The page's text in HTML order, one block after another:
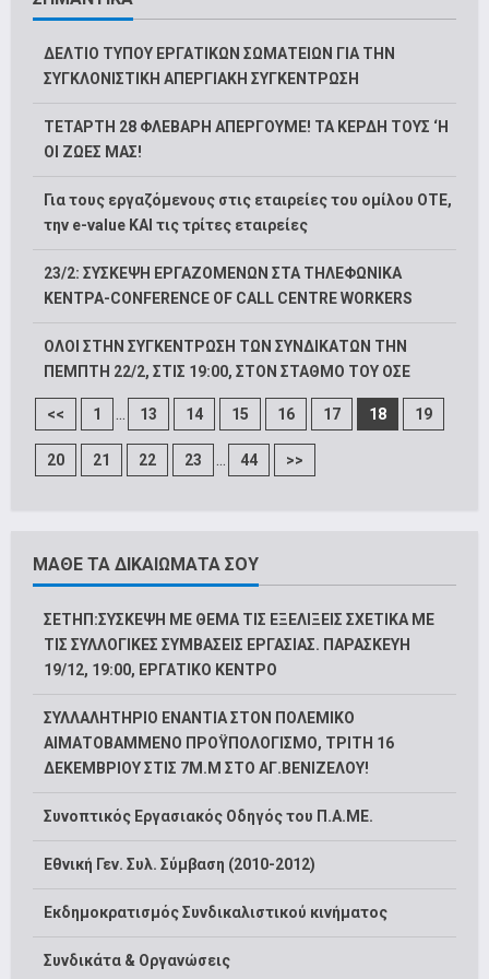
ΔΕΛΤΙΟ ΤΥΠΟΥ ΕΡΓΑΤΙΚΩΝ ΣΩΜΑΤΕΙΩΝ ΓΙΑ ΤΗΝ
ΣΥΓΚΛΟΝΙΣΤΙΚΗ ΑΠΕΡΓΙΑΚΗ ΣΥΓΚΕΝΤΡΩΣΗ
ΤΕΤΑΡΤΗ 28 ΦΛΕΒΑΡΗ ΑΠΕΡΓΟΥΜΕ! ΤΑ ΚΕΡΔΗ ΤΟΥΣ ‘Η
ΟΙ ΖΩΕΣ ΜΑΣ!
Για τους εργαζόμενους στις εταιρείες του ομίλου ΟΤΕ,
την e-value ΚΑΙ τις τρίτες εταιρείες
23/2: ΣΥΣΚΕΨΗ ΕΡΓΑΖΟΜΕΝΩΝ ΣΤΑ ΤΗΛΕΦΩΝΙΚΑ
ΚΕΝΤΡΑ-CONFERENCE OF CALL CENTRE WORKERS
ΟΛΟΙ ΣΤΗΝ ΣΥΓΚΕΝΤΡΩΣΗ ΤΩΝ ΣΥΝΔΙΚΑΤΩΝ ΤΗΝ
ΠΕΜΠΤΗ 22/2, ΣΤΙΣ 19:00, ΣΤΟΝ ΣΤΑΘΜΟ ΤΟΥ ΟΣΕ
<< 1 ... 13 14 15 16 17 18 19
20 21 22 23 ... 44 >>
ΜΑΘΕ ΤΑ ΔΙΚΑΙΩΜΑΤΑ ΣΟΥ
ΣΕΤΗΠ:ΣΥΣΚΕΨΗ ΜΕ ΘΕΜΑ ΤΙΣ ΕΞΕΛΙΞΕΙΣ ΣΧΕΤΙΚΑ ΜΕ
ΤΙΣ ΣΥΛΛΟΓΙΚΕΣ ΣΥΜΒΑΣΕΙΣ ΕΡΓΑΣΙΑΣ. ΠΑΡΑΣΚΕΥΗ
19/12, 19:00, ΕΡΓΑΤΙΚΟ ΚΕΝΤΡΟ
ΣΥΛΛΑΛΗΤΗΡΙΟ ΕΝΑΝΤΙΑ ΣΤΟΝ ΠΟΛΕΜΙΚΟ
ΑΙΜΑΤΟΒΑΜΜΕΝΟ ΠΡΟΫΠΟΛΟΓΙΣΜΟ, ΤΡΙΤΗ 16
ΔΕΚΕΜΒΡΙΟΥ ΣΤΙΣ 7Μ.Μ ΣΤΟ ΑΓ.ΒΕΝΙΖΕΛΟΥ!
Συνοπτικός Εργασιακός Οδηγός του Π.Α.ΜΕ.
Εθνική Γεν. Συλ. Σύμβαση (2010-2012)
Εκδημοκρατισμός Συνδικαλιστικού κινήματος
Συνδικάτα & Οργανώσεις